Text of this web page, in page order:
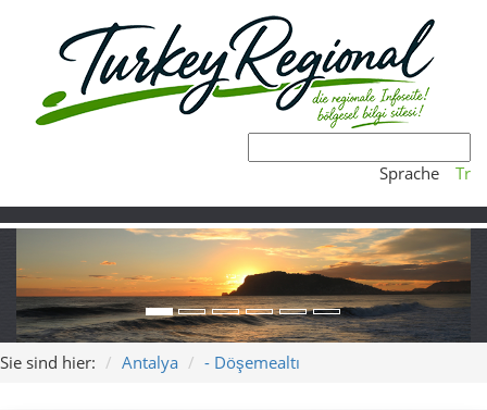
Sprache Tr
Sie sind hier: Antalya - Döşemealtı